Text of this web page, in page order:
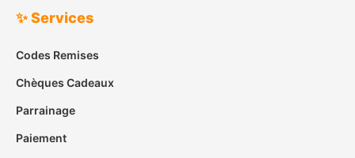
✨ Services
Codes Remises
Chèques Cadeaux
Parrainage
Paiement